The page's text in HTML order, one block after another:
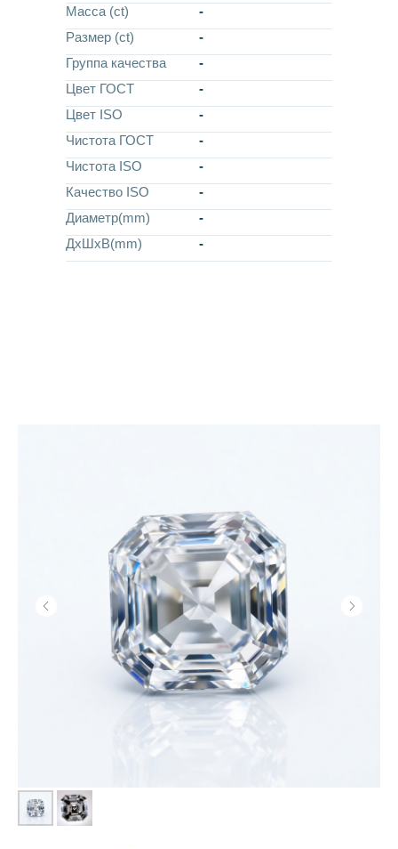
Масса (ct)
-
Размер (ct)
-
Группа качества
-
Цвет ГОСТ
-
Цвет ISO
-
Чистота ГОСТ
-
Чистота ISO
-
Качество ISO
-
Диаметр(mm)
-
ДхШхВ(mm)
-